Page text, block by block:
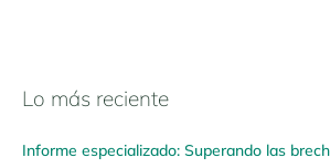
Lo más reciente
Informe especializado: Superando las
N
v